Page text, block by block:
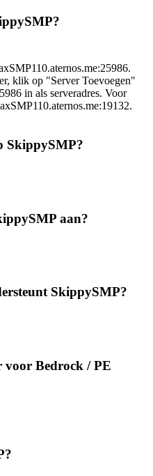
klik op "Server Toevoegen"
in als serveradres. Voor
SkippySMP?
aan?
SkippySMP?
voor Bedrock / PE